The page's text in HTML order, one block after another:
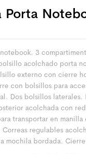
Porta
3
acolchado porta
externo con cierre
con bolsillos para
Dos bolsillos
acolchada con
transportar en
regulables
mochila bordada.